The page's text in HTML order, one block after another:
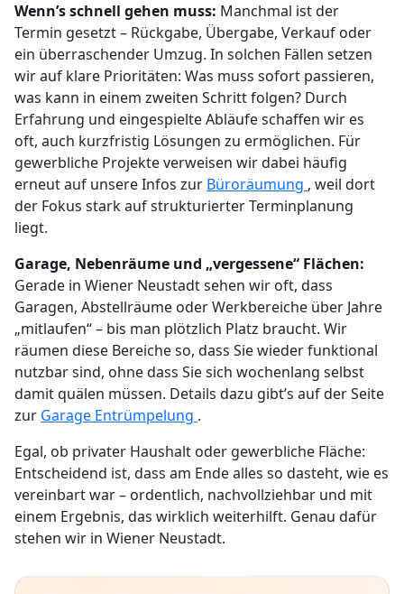
Wenn’s schnell gehen muss: Manchmal ist der
Termin gesetzt – Rückgabe, Übergabe, Verkauf oder
ein überraschender Umzug. In solchen Fällen setzen
wir auf klare Prioritäten: Was muss sofort passieren,
was kann in einem zweiten Schritt folgen? Durch
Erfahrung und eingespielte Abläufe schaffen wir es
oft, auch kurzfristig Lösungen zu ermöglichen. Für
gewerbliche Projekte verweisen wir dabei häufig
erneut auf unsere Infos zur Büroräumung , weil dort
der Fokus stark auf strukturierter Terminplanung
liegt.
Garage, Nebenräume und „vergessene“ Flächen:
Gerade in Wiener Neustadt sehen wir oft, dass
Garagen, Abstellräume oder Werkbereiche über Jahre
„mitlaufen“ – bis man plötzlich Platz braucht. Wir
räumen diese Bereiche so, dass Sie wieder funktional
nutzbar sind, ohne dass Sie sich wochenlang selbst
damit quälen müssen. Details dazu gibt’s auf der Seite
zur Garage Entrümpelung .
Egal, ob privater Haushalt oder gewerbliche Fläche:
Entscheidend ist, dass am Ende alles so dasteht, wie es
vereinbart war – ordentlich, nachvollziehbar und mit
einem Ergebnis, das wirklich weiterhilft. Genau dafür
stehen wir in Wiener Neustadt.